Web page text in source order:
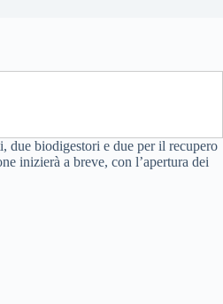
due biodigestori e due per il recupero
inizierà a breve, con l’apertura dei